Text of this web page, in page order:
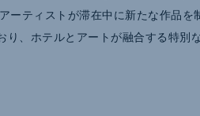
ーティストが滞在中に新たな作品
、ホテルとアートが融合する特別